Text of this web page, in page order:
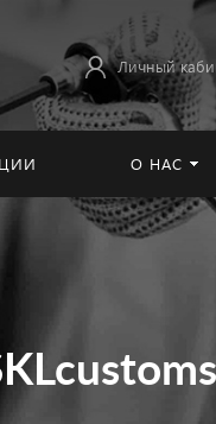
Личный
О НАС